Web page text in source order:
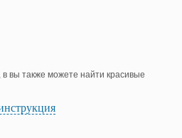
в вы также можете найти красивые